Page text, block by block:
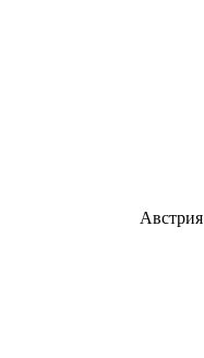
Австрия